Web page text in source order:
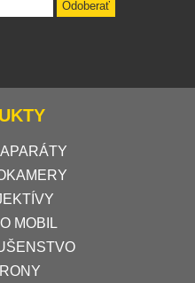
Odoberať
MOBIL